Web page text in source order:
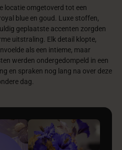
locatie omgetoverd tot een
blue en goud. Luxe stoffen,
geplaatste accenten zorgden
uitstraling. Elk detail klopte,
als een intieme, maar
werden ondergedompeld in een
en spraken nog lang na over deze
dag.